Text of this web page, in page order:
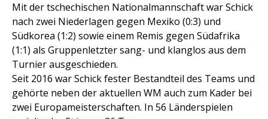
Mit der tschechischen Nationalmannschaft war Schick
nach zwei Niederlagen gegen Mexiko (0:3) und
Südkorea (1:2) sowie einem Remis gegen Südafrika
(1:1) als Gruppenletzter sang- und klanglos aus dem
Turnier ausgeschieden.
Seit 2016 war Schick fester Bestandteil des Teams und
gehörte neben der aktuellen WM auch zum Kader bei
zwei Europameisterschaften. In 56 Länderspielen